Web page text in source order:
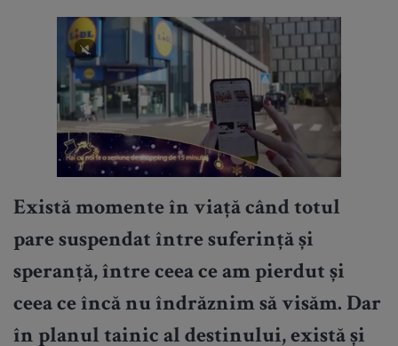
Există momente în viață când totul
pare suspendat între suferință și
speranță, între ceea ce am pierdut și
ceea ce încă nu îndrăznim să visăm. Dar
în planul tainic al destinului, există și